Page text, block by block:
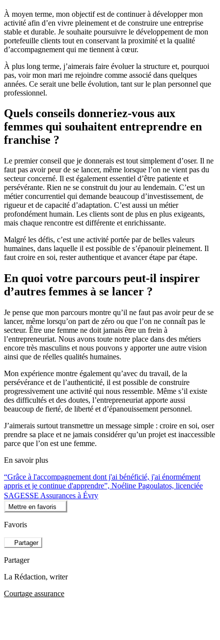
À moyen terme, mon objectif est de continuer à développer mon
activité afin d’en vivre pleinement et de construire une entreprise
stable et durable. Je souhaite poursuivre le développement de mon
portefeuille clients tout en conservant la proximité et la qualité
d’accompagnement qui me tiennent à cœur.
À plus long terme, j’aimerais faire évoluer la structure et, pourquoi
pas, voir mon mari me rejoindre comme associé dans quelques
années. Ce serait une belle évolution, tant sur le plan personnel que
professionnel.
Quels conseils donneriez-vous aux
femmes qui souhaitent entreprendre en
franchise ?
Le premier conseil que je donnerais est tout simplement d’oser. Il ne
faut pas avoir peur de se lancer, même lorsque l’on ne vient pas du
secteur concerné. Il est également essentiel d’être patiente et
persévérante. Rien ne se construit du jour au lendemain. C’est un
métier concurrentiel qui demande beaucoup d’investissement, de
rigueur et de capacité d’adaptation. C’est aussi un métier
profondément humain. Les clients sont de plus en plus exigeants,
mais chaque rencontre est différente et enrichissante.
Malgré les défis, c’est une activité portée par de belles valeurs
humaines, dans laquelle il est possible de s’épanouir pleinement. Il
faut croire en soi, rester authentique et avancer étape par étape.
En quoi votre parcours peut-il inspirer
d’autres femmes à se lancer ?
Je pense que mon parcours montre qu’il ne faut pas avoir peur de se
lancer, même lorsqu’on part de zéro ou que l’on ne connaît pas le
secteur. Être une femme ne doit jamais être un frein à
l’entrepreneuriat. Nous avons toute notre place dans des métiers
encore très masculins et nous pouvons y apporter une autre vision
ainsi que de réelles qualités humaines.
Mon expérience montre également qu’avec du travail, de la
persévérance et de l’authenticité, il est possible de construire
progressivement une activité qui nous ressemble. Même s’il existe
des difficultés et des doutes, l’entrepreneuriat apporte aussi
beaucoup de fierté, de liberté et d’épanouissement personnel.
J’aimerais surtout transmettre un message simple : croire en soi, oser
prendre sa place et ne jamais considérer qu’un projet est inaccessible
parce que l’on est une femme.
En savoir plus
“Grâce à l'accompagnement dont j'ai bénéficié, j'ai énormément
appris et je continue d'apprendre”, Noéline Pagoulatos, licenciée
SAGESSE Assurances à Évry
Mettre en favoris
Favoris
Partager
Partager
La Rédaction, writer
Courtage assurance